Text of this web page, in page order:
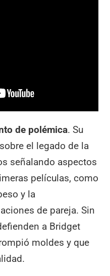
de polémica. Su
el legado de la
señalando aspectos
películas, como
y la
de pareja. Sin
a Bridget
moldes y que